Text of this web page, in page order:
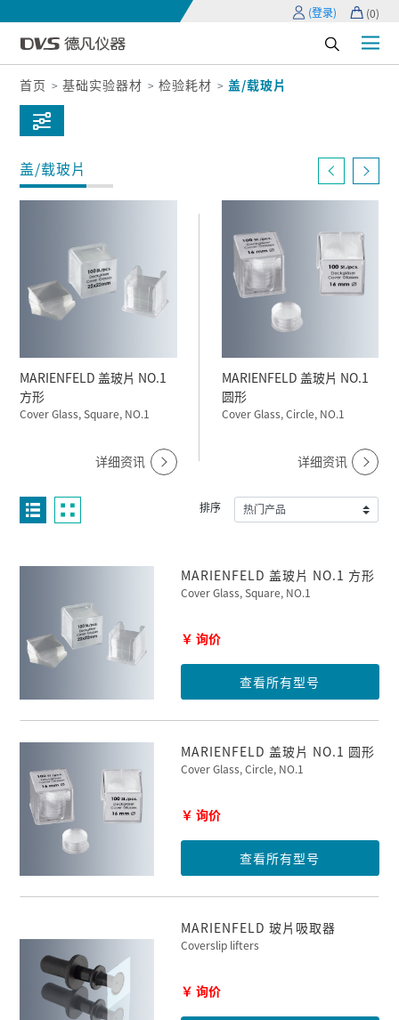
(登录) (0)
首页 基础实验器材 检验耗材 盖/载玻片
盖/载玻片
MARIENFELD 盖玻片 NO.1
方形
Cover Glass, Square, NO.1
详细资讯
MARIENFELD 盖玻片 NO.1
圆形
Cover Glass, Circle, NO.1
详细资讯
排序
MARIENFELD 盖玻片 NO.1 方形
Cover Glass, Square, NO.1
￥ 询价
查看所有型号
MARIENFELD 盖玻片 NO.1 圆形
Cover Glass, Circle, NO.1
￥ 询价
查看所有型号
MARIENFELD 玻片吸取器
Coverslip lifters
￥ 询价